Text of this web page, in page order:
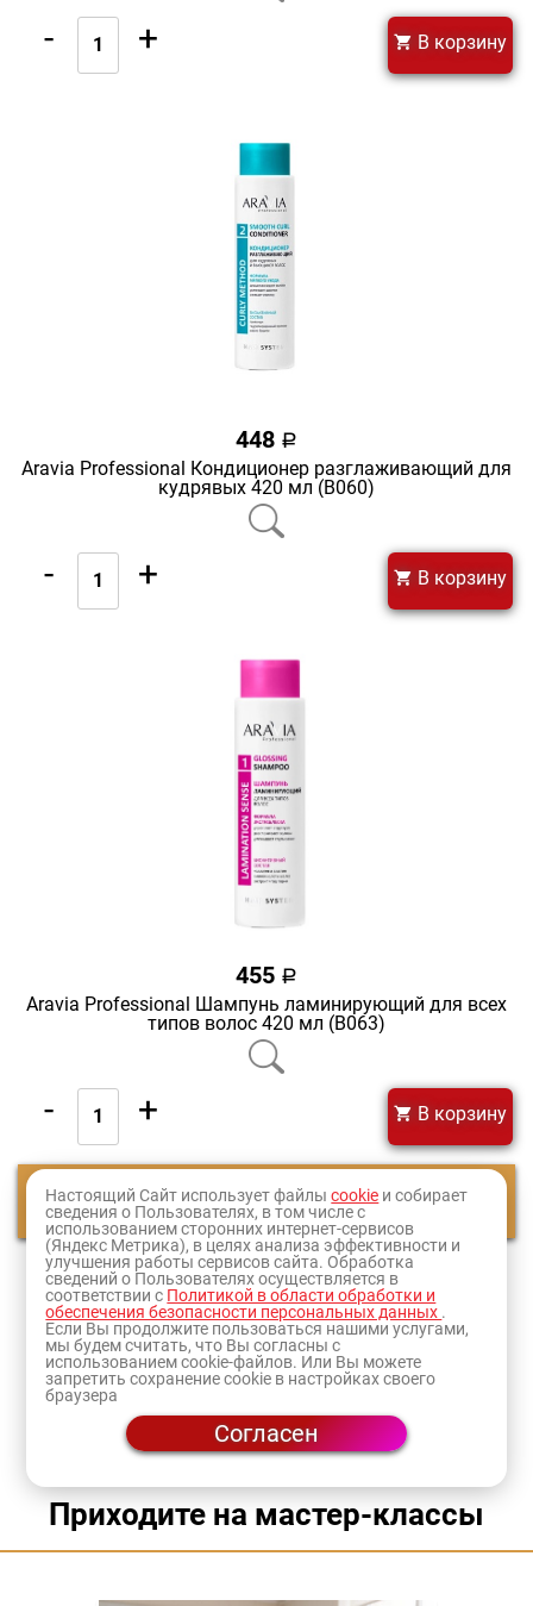
- + В корзину
448 a
Aravia Professional Кондиционер разглаживающий для
кудрявых 420 мл (В060)
- + В корзину
455 a
Aravia Professional Шампунь ламинирующий для всех
типов волос 420 мл (В063)
- + В корзину
Смотреть еще
1 2
Оформите заказ и товар доставят в ближайший к
ваммагазинили по адресу.
Приходите на мастер-классы
Настоящий Сайт использует файлыcookie и собирает
сведения о Пользователях, в том числе с
использованием сторонних интернет-сервисов
(Яндекс Метрика), в целях анализа эффективности и
улучшения работы сервисов сайта. Обработка
сведений о Пользователях осуществляется в
соответствии с Политикой в области обработки и
обеспечения безопасности персональных данных .
Если Вы продолжите пользоваться нашими услугами,
мы будем считать, что Вы согласны с
использованием cookie-файлов. Или Вы можете
запретить сохранение cookie в настройках своего
браузера
Согласен